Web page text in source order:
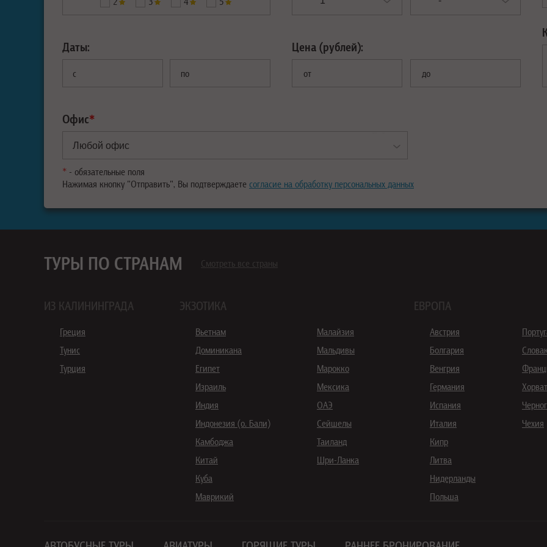
Даты:
с по
Цена (рублей):
от до
Офис*
* - обязательные поля
Нажимая кнопку "Отправить", Вы подтверждаете согласие на обработку персональных данных
ТУРЫ ПО СТРАНАМ Смотреть все страны
ИЗ КАЛИНИНГРАДА
Греция
Тунис
Турция
ЭКЗОТИКА
Вьетнам
Доминикана
Египет
Израиль
Индия
Индонезия (о. Бали)
Камбоджа
Китай
Куба
Маврикий
Малайзия
Мальдивы
Марокко
Мексика
ОАЭ
Сейшелы
Таиланд
Шри-Ланка
ЕВРОПА
Австрия
Болгария
Венгрия
Германия
Испания
Италия
Кипр
Литва
Нидерланды
Польша
Чехия